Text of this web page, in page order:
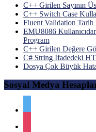
C++ Girilen Sayının
C++ Switch Case
Fluent Validation Tarih
EMU8086
Program
C++ Girilen Değere
C# String İfadedeki
Dosya Çok Büyük
Sosyal Medya